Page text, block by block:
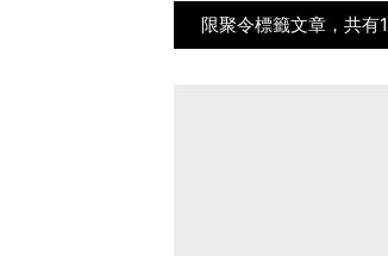
限聚令標籤文章，共有